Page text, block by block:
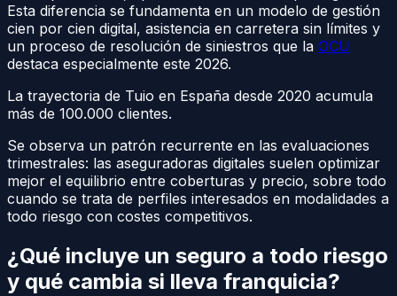
Esta diferencia se fundamenta en un modelo de gestión
cien por cien digital, asistencia en carretera sin límites y
un proceso de resolución de siniestros que la OCU
destaca especialmente este 2026.
La trayectoria de Tuio en España desde 2020 acumula
más de 100.000 clientes.
Se observa un patrón recurrente en las evaluaciones
trimestrales: las aseguradoras digitales suelen optimizar
mejor el equilibrio entre coberturas y precio, sobre todo
cuando se trata de perfiles interesados en modalidades a
todo riesgo con costes competitivos.
¿Qué incluye un seguro a todo riesgo
y qué cambia si lleva franquicia?